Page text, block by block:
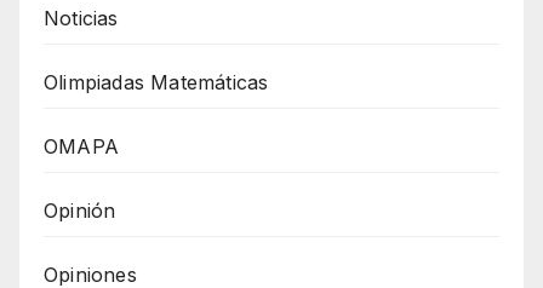
Noticias
Olimpiadas Matemáticas
OMAPA
Opinión
Opiniones